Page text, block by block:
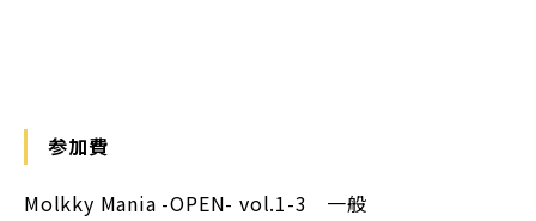
参加費
Molkky Mania -OPEN- vol.1-3 一般